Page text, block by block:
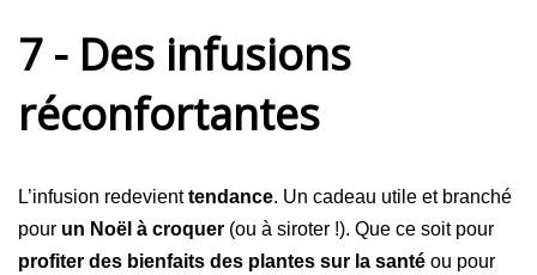
7 - Des infusions
réconfortantes
L’infusion redevienttendance. Un cadeau utile et branché
pour un Noël à croquer (ou à siroter !). Que ce soit pour
profiter des bienfaits des plantes sur la santé ou pour